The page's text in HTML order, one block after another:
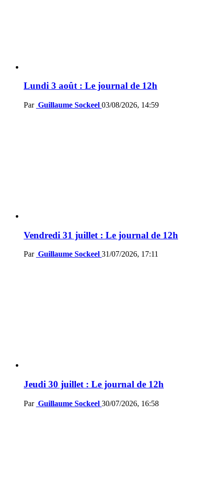
Lundi 3 août : Le journal de 12h
Par Guillaume Sockeel 03/08/2026, 14:59
Vendredi 31 juillet : Le journal de 12h
Par Guillaume Sockeel 31/07/2026, 17:11
Jeudi 30 juillet : Le journal de 12h
Par Guillaume Sockeel 30/07/2026, 16:58